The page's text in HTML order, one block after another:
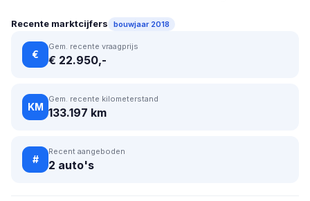
Recente marktcijfers bouwjaar 2018
€
Gem. recente vraagprijs
€ 22.950,-
KM
Gem. recente kilometerstand
133.197 km
#
Recent aangeboden
2 auto's